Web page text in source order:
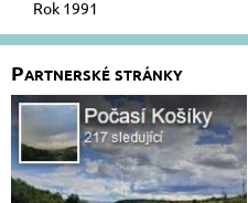
Rok 1991
Partnerské stránky